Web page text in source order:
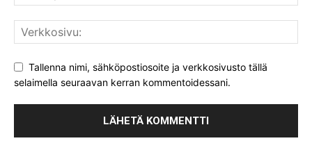
Tallenna nimi, sähköpostiosoite ja verkkosivusto tällä
selaimella seuraavan kerran kommentoidessani.